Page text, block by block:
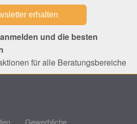
und die besten
für alle Beratungsbereiche
Gewerbliche